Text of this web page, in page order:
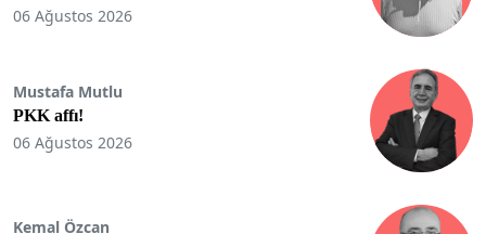
06 Ağustos 2026
Mustafa Mutlu
PKK affı!
06 Ağustos 2026
Kemal Özcan